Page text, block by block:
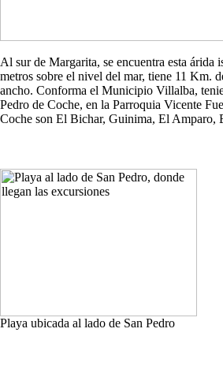
Al sur de Margarita, se encuentra esta árida
metros sobre el nivel del mar, tiene 11 Km.
ancho. Conforma el Municipio Villalba,
Pedro de Coche, en la Parroquia Vicente
Coche son El Bichar, Guinima, El Amparo,
Playa ubicada al lado de San Pedro